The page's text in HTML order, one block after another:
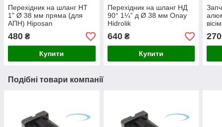
Перехідник на шланг НТ
1" Ø 38 мм пряма (для
АПН) Hiposan
480 ₴
Купити
Перехідник на шланг НД
90° 1¼” д Ø 38 мм Onay
Hidrolik
640₴
Купити
270
Подібні товари компанії